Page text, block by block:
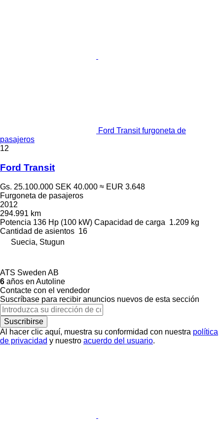
Ford Transit furgoneta de
pasajeros
12
Ford Transit
Gs. 25.100.000 SEK 40.000 ≈ EUR 3.648
Furgoneta de pasajeros
2012
294.991 km
Potencia 136 Hp (100 kW) Capacidad de carga 1.209 kg
Cantidad de asientos 16
Suecia, Stugun
ATS Sweden AB
6 años en Autoline
Contacte con el vendedor
Suscríbase para recibir anuncios nuevos de esta sección
Suscribirse
Al hacer clic aquí, muestra su conformidad con nuestra política
de privacidad y nuestro acuerdo del usuario.